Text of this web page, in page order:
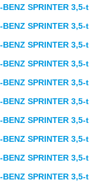
SPRINTER 3,5-t
SPRINTER 3,5-t
SPRINTER 3,5-t
SPRINTER 3,5-t
SPRINTER 3,5-t
SPRINTER 3,5-t
SPRINTER 3,5-t
SPRINTER 3,5-t
SPRINTER 3,5-t
SPRINTER 3,5-t